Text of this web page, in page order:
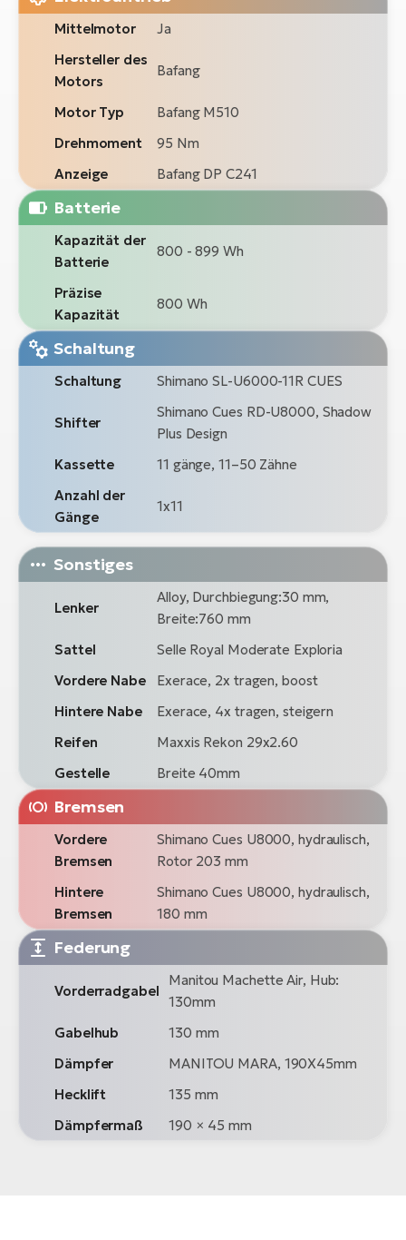
Mittelmotor
Ja
Hersteller des
Motors
Bafang
Motor Typ
Bafang M510
Drehmoment
95 Nm
Anzeige
Bafang DP C241
Batterie
Kapazität der
Batterie
800 - 899 Wh
Präzise
Kapazität
800 Wh
Schaltung
Schaltung Shimano SL-U6000-11R CUES
Shifter
Shimano Cues RD-U8000, Shadow
Plus Design
Kassette
11 gänge, 11–50 Zähne
Anzahl der
Gänge
1x11
Sonstiges
Lenker
Alloy, Durchbiegung:30 mm,
Breite:760 mm
Sattel
Selle Royal Moderate Exploria
Vordere Nabe
Exerace, 2x tragen, boost
Hintere Nabe
Exerace, 4x tragen, steigern
Reifen
Maxxis Rekon 29x2.60
Gestelle
Breite 40mm
Bremsen
Vordere
Bremsen
Shimano Cues U8000, hydraulisch,
Rotor 203 mm
Hintere
Bremsen
Shimano Cues U8000, hydraulisch,
180 mm
Federung
Vorderradgabel
Manitou Machette Air, Hub:
130mm
Gabelhub
130 mm
Dämpfer
MANITOU MARA, 190X45mm
Hecklift
135 mm
Dämpfermaß
190 × 45 mm